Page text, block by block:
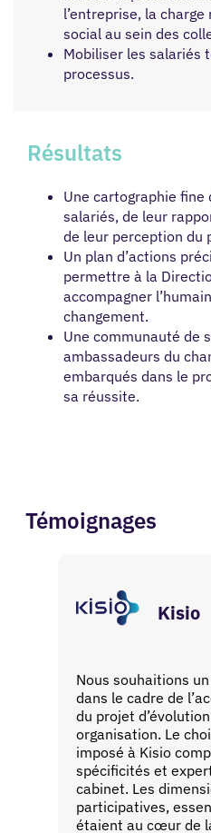
l’entreprise, la
social au sein des
Mobiliser les salariés
processus.
Résultats
Une cartographie fine
salariés, de leur
de leur perception du
Un plan d’actions
permettre à la
accompagner
changement.
Une communauté de
ambassadeurs du
embarqués dans le
sa réussite.
Témoignages
Kisio
Nous souhaitions
dans le cadre de
du projet
organisation. Le
imposé à Kisio
spécificités et
cabinet. Les
participatives,
étaient au cœur de